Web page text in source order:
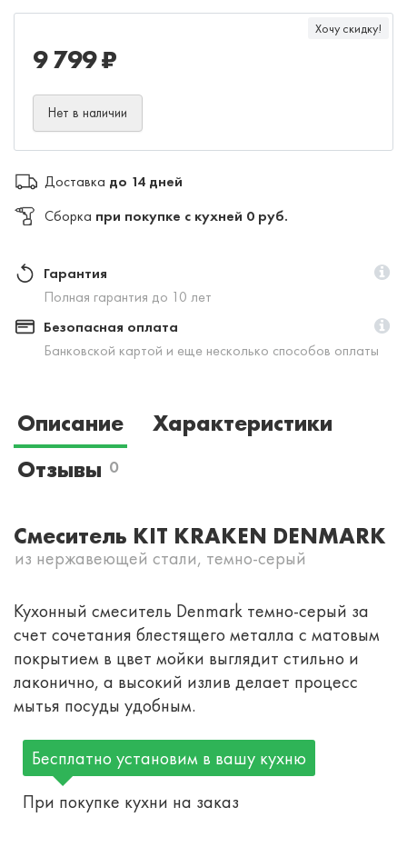
Хочу скидку!
9 799 ₽
Нет в наличии
Доставка до 14 дней
Сборка при покупке с кухней 0 руб.
Гарантия
Полная гарантия до 10 лет
Безопасная оплата
Банковской картой и еще несколько способов оплаты
Описание
Характеристики
Отзывы 0
Смеситель KIT KRAKEN DENMARK
из нержавеющей стали, темно-серый
Кухонный смеситель Denmark темно-серый за
счет сочетания блестящего металла с матовым
покрытием в цвет мойки выглядит стильно и
лаконично, а высокий излив делает процесс
мытья посуды удобным.
Бесплатно установим в вашу кухню
При покупке кухни на заказ